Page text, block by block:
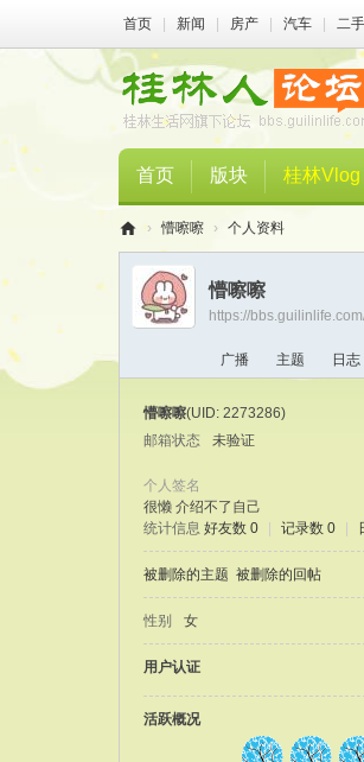
首页 新闻 房产 汽车 二手
首页 版块 桂林Vlog
桂
人
› 懵嚓嚓 › 个人资料
懵嚓嚓
https://
广播 主题 日志
懵嚓嚓(UID: 2273286)
邮箱状态
未验证
个人签名
很懒 介绍不了自己
统计信息 好友数 0 记录数 0
被删除的主题 被删除的回帖
性别 女
用户认证
活跃概况